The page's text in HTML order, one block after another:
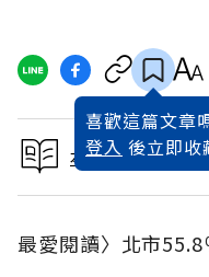
喜歡這篇文章
登入 後立即收
本文出自 2010
最愛閱讀〉北市